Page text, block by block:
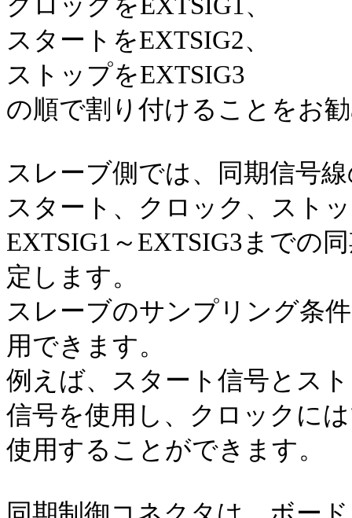
クロックをEXTSIG1、
スタートをEXTSIG2、
ストップをEXTSIG3
の順で割り付けることをお
スレーブ側では、同期信号
スタート、クロック、スト
EXTSIG1～EXTSIG3までの
定します。
スレーブのサンプリング条
用できます。
例えば、スタート信号とス
信号を使用し、クロックに
使用することができます。